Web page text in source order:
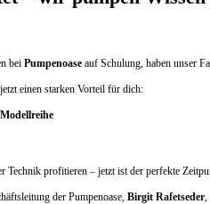
beiPumpenoase auf Schulung, haben unser
einen starken Vorteil für dich:
Technik profitieren – jetzt ist der perfekte
der Pumpenoase,Birgit Rafetseder